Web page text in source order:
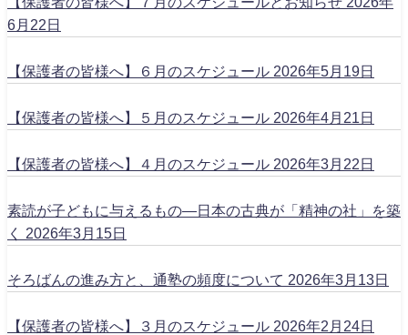
6月22日
【保護者の皆様へ】６月のスケジュール 2026年5月19日
【保護者の皆様へ】５月のスケジュール 2026年4月21日
【保護者の皆様へ】４月のスケジュール 2026年3月22日
素読が子どもに与えるもの―日本の古典が「精神の社」を築
く
2026年3月15日
そろばんの進み方と、通塾の頻度について 2026年3月13日
【保護者の皆様へ】３月のスケジュール 2026年2月24日